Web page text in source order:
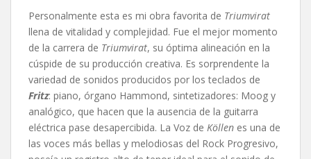
Personalmente esta es mi obra favorita de Triumvirat
llena de vitalidad y complejidad. Fue el mejor momento
de la carrera de Triumvirat, su óptima alineación en la
cúspide de su producción creativa. Es sorprendente la
variedad de sonidos producidos por los teclados de
Fritz: piano, órgano Hammond, sintetizadores: Moog y
analógico, que hacen que la ausencia de la guitarra
eléctrica pase desapercibida. La Voz de Köllen es una de
las voces más bellas y melodiosas del Rock Progresivo,